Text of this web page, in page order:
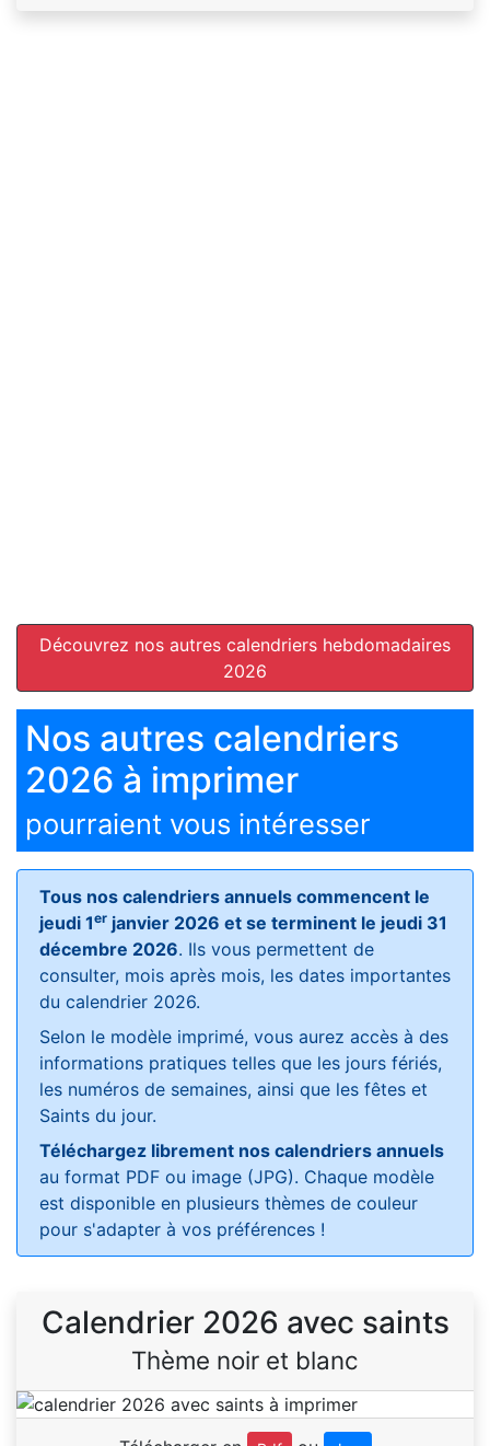
Découvrez nos autres calendriers hebdomadaires
2026
Nos autres calendriers
2026 à imprimer
pourraient vous intéresser
Tous nos calendriers annuels commencent le
jeudi 1er janvier 2026 et se terminent le jeudi 31
décembre 2026. Ils vous permettent de
consulter, mois après mois, les dates importantes
du calendrier 2026.
Selon le modèle imprimé, vous aurez accès à des
informations pratiques telles que les jours fériés,
les numéros de semaines, ainsi que les fêtes et
Saints du jour.
Téléchargez librement nos calendriers annuels
au format PDF ou image (JPG). Chaque modèle
est disponible en plusieurs thèmes de couleur
pour s'adapter à vos préférences !
Calendrier 2026 avec saints
Thème noir et blanc